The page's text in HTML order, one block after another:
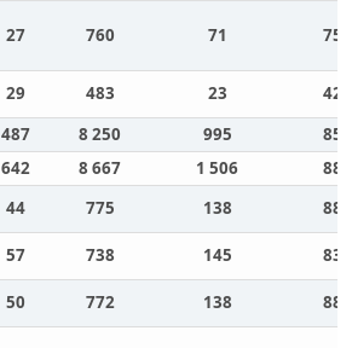
27 760 71 75
29 483 23
42
487 8 250 995
85
642 8 667 1 506
88
44 775 138
88
57 738 145
83
50 772 138 88